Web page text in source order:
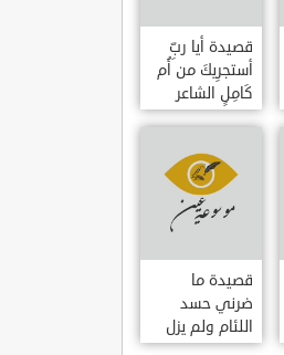
قصيدة أيا ربِّ
أستجرِيكَ من أُم
كَامِلٍ الشاعر
العوام بن عقبة
قصيدة ما
ضرني حسد
اللئام ولم يزل
الشاعر عمارة بن